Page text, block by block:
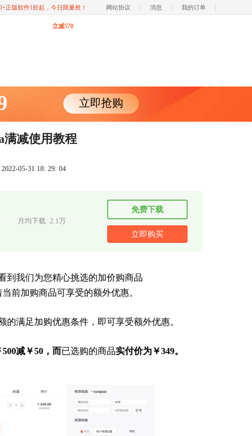
正版软件1折起，今日限量抢！ 网站协议 消息 我的订单
立减570
立即抢购
满减使用教程
05-31 18: 29: 04
月均下载: 2.1万
免费下载
立即购买
到我们为您精心挑选的加价购商品
前加购商品可享受的额外优惠。
满足加购优惠条件，即可享受额外优惠。
减￥50，而已选购的商品实付价为￥349。